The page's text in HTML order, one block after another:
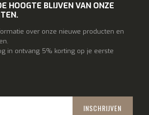
HOOGTE BLIJVEN VAN ONZE
over onze nieuwe producten en
in ontvang 5% korting op je eerste
INSCHRIJVEN